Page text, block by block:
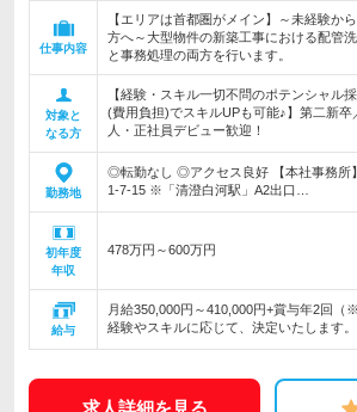
仕事内容
【エリアは首都圏がメイン】～未経験か
方へ～大型物件の新築工事における配管
と事務処理の両方を行います。
対象と
なる方
【経験・スキル一切不問のポテンシャル
(費用負担)でスキルUPも可能♪】第二新卒
人・正社員デビュー歓迎！
勤務地
◎転勤なし ◎アクセス良好 【本社事務所
1-7-15 ※「清澄白河駅」A2出口…
初年度
年収
478万円～600万円
給与
月給350,000円～410,000円+賞与年2回
経験やスキルに応じて、決定いたします
求人詳細を見る